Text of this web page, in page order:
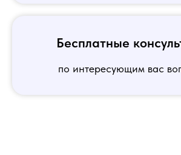
Бесплатные
по интересующим вас